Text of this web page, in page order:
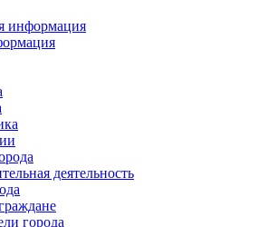
информация
деятельность
города